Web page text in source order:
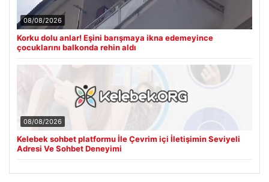
08/08/2026
Korku dolu anlar! Eşini barışmaya ikna edemeyince
çocuklarını balkonda rehin aldı
08/08/2026
Kelebek sohbet platformu İle Çevrim içi İletişimin Seviyeli
Adresi Ve Sohbet Deneyimi